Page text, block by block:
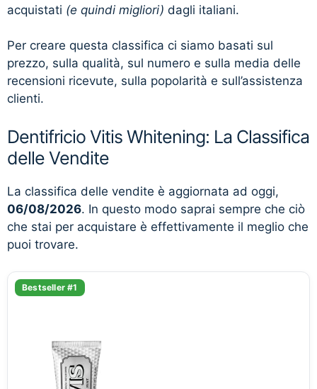
acquistati (e quindi migliori) dagli italiani.
Per creare questa classifica ci siamo basati sul
prezzo, sulla qualità, sul numero e sulla media delle
recensioni ricevute, sulla popolarità e sull’assistenza
clienti.
Dentifricio Vitis Whitening: La Classifica
delle Vendite
La classifica delle vendite è aggiornata ad oggi,
06/08/2026. In questo modo saprai sempre che ciò
che stai per acquistare è effettivamente il meglio che
puoi trovare.
Bestseller #1